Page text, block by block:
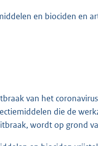
:
en biociden en
van het
die de
wordt op grond